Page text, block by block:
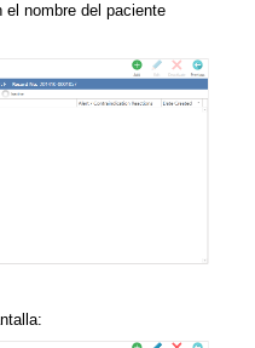
el nombre del paciente